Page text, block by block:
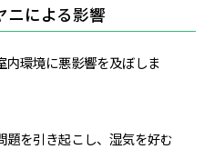
ニによる影響
環境に悪影響を及ぼしま
題を引き起こし、湿気を好む